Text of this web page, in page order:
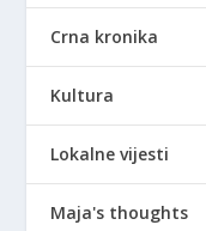
Crna kronika
Kultura
Lokalne vijesti
Maja's thoughts